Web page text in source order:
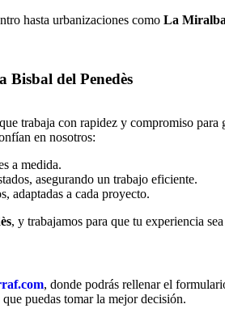
hasta urbanizaciones como La Miralba
Bisbal del Penedès
trabaja con rapidez y compromiso para
en nosotros:
a medida.
asegurando un trabajo eficiente.
adaptadas a cada proyecto.
, y trabajamos para que tu experiencia
, donde podrás rellenar el
que puedas tomar la mejor decisión.